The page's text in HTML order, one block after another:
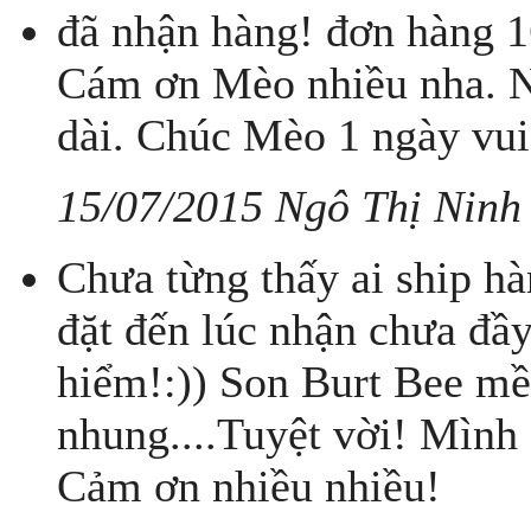
đã nhận hàng! đơn hàng
Cám ơn Mèo nhiều nha.
dài. Chúc Mèo 1 ngày
15/07/2015 Ngô Thị
Chưa từng thấy ai ship
đặt đến lúc nhận chưa
hiểm!:)) Son Burt Bee
nhung....Tuyệt vời! Mình
Cảm ơn nhiều nhiều!